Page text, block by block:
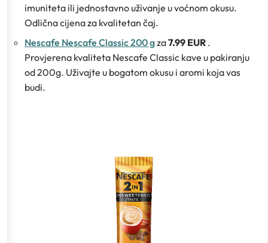
imuniteta ili jednostavno uživanje u voćnom okusu.
Odlična cijena za kvalitetan čaj.
Nescafe Nescafe Classic 200 gza7.99 EUR .
Provjerena kvaliteta Nescafe Classic kave u pakiranju
od 200g. Uživajte u bogatom okusu i aromi koja vas
budi.